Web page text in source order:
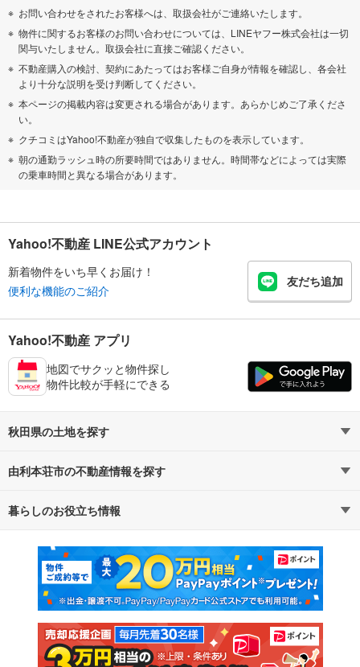
お問い合わせをされたお客様へは、取扱会社がご連絡いたします。
物件に関するお客様のお問い合わせについては、LINEヤフー株式会社は一切
関与いたしません。取扱会社に直接ご確認ください。
不動産購入の検討、契約にあたってはお客様ご自身が情報を確認し、各会社
より十分な説明を受け判断してください。
本ページの掲載内容は変更される場合があります。あらかじめご了承くださ
い。
クチコミはYahoo!不動産が独自で収集したものを表示しています。
朝の通勤ラッシュ時の所要時間ではありません。時間帯などによっては実際
の乗車時間と異なる場合があります。
Yahoo!不動産 LINE公式アカウント
新着物件をいち早くお届け！
便利な機能のご紹介
友だち追加
Yahoo!不動産 アプリ
地図でサクッと物件探し
物件比較が手軽にできる
秋田県の土地を探す
路線・駅から探す
通勤・通学時間から探す
由利本荘市の不動産情報を探す
不動産・住宅
新築マンション 中古マンション
新築一戸建て 中古一戸建て
注文住宅 土地
暮らしのお役立ち情報
マンションカタログ 教えて！住まいの先生